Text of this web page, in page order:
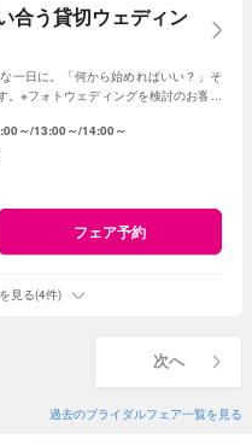
合う貸切ウェディン
一日に。「何から始めればいい？」そ
※フォトウェディングを検討のお客様
～ 13:00～ 14:00～
フェア予約
見る(4件)
次へ
過去のブライダルフェア一覧を見る